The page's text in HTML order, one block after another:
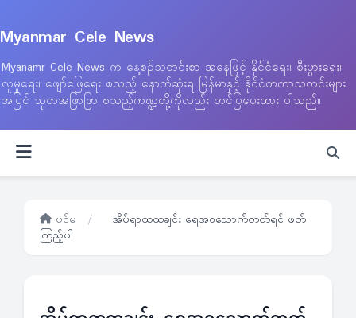
Myanmar Cele News
Myanamr Cele News က နေ့စဉ်သတင်းစာ အနေဖြင့် နိုင်ငံရေး၊ စီးပွားရေး၊
လူမှုရေး၊ ဖျော်ဖြေရေး စသည့် နောက်ဆုံးရ မြန်မာနှင့် နိုင်ငံတကာသတင်းများ
အပြင် သုတအဖြာဖြာ စသည့်ကဏ္ဍတို့ကိုလည်း တင်ပြပေးထား ပါသည်။
ပင်မ /
အိပ်ရာထထချင်း ရေအဝသောက်တတ်ရင် ဖတ်
ကြည့်ပါ